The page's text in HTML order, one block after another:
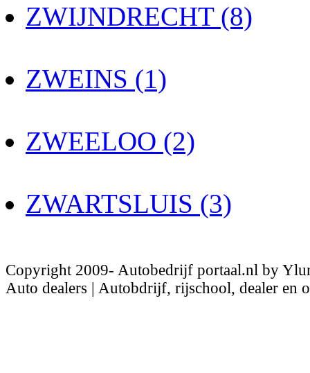
ZWIJNDRECHT (8)
ZWEINS (1)
ZWEELOO (2)
ZWARTSLUIS (3)
Copyright 2009- Autobedrijf portaal.nl by
Auto dealers | Autobdrijf, rijschool, dealer en